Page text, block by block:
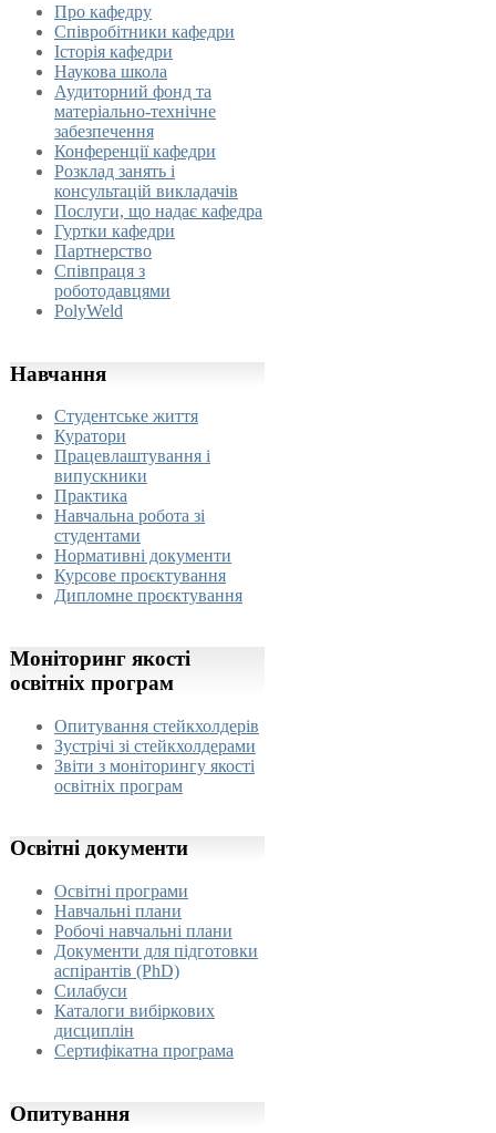
Про кафедру
Співробітники кафедри
Історія кафедри
Наукова школа
Аудиторний фонд та
матеріально-технічне
забезпечення
Конференції кафедри
Розклад занять і
консультацій викладачів
Послуги, що надає кафедра
Гуртки кафедри
Партнерство
Співпраця з
роботодавцями
PolyWeld
Навчання
Студентське життя
Куратори
Працевлаштування і
випускники
Практика
Навчальна робота зі
студентами
Нормативні документи
Курсове проєктування
Дипломне проєктування
Моніторинг якості
освітніх програм
Опитування стейкхолдерів
Зустрічі зі стейкхолдерами
Звіти з моніторингу якості
освітніх програм
Освітні документи
Освітні програми
Навчальні плани
Робочі навчальні плани
Документи для підготовки
аспірантів (PhD)
Силабуси
Каталоги вибіркових
дисциплін
Сертифікатна програма
Опитування